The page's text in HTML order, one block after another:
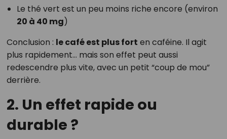
Le thé vert est un peu moins riche encore (environ
20 à 40 mg)
Conclusion : le café est plus fort en caféine. Il agit
plus rapidement… mais son effet peut aussi
redescendre plus vite, avec un petit “coup de mou”
derrière.
2. Un effet rapide ou
durable ?